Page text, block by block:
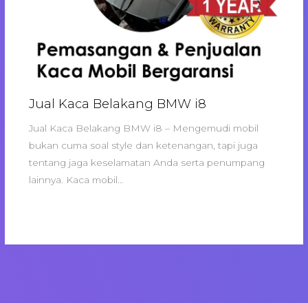
Jual Kaca Belakang BMW i8
Jual Kaca Belakang BMW i8 – Mengemudi mobil
bukan cuma soal style dan ketenangan, tapi juga
tentang jaga keselamatan Anda serta penumpang
lainnya. Kaca mobil…